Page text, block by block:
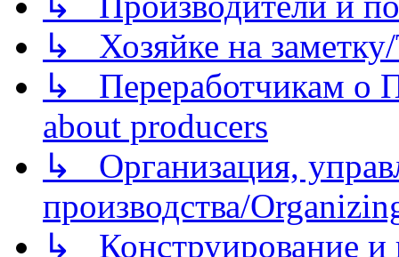
↳ Хозяйке на
↳ Переработчикам о
about producers
↳ Организация,
производства/
↳ Конструирование и